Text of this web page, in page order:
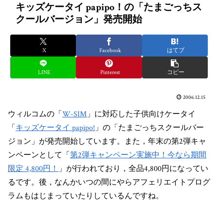
キッズケータイ papipo！の「たまごっちス
クールバージョン」発売開始
X Facebook はてブ
LINE Pinterest コピー
2006.12.15
ウィルコムの「W-SIM」に対応した子供向けケータイ
「キッズケータイ papipo!」の「たまごっちスクールバー
ジョン」が発売開始しています。また，年末の第2弾キャ
ンペーンとして「第2弾キャンペーン実施中！今なら期間
限定 4,800円！ 」が行われており，全品4,800円になってい
るです。後，なんかいつの間にやらアフェリエイトプログ
ラムもはじまっていたりしているんですね。